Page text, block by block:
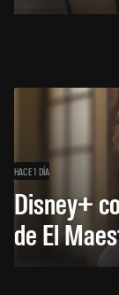
HACE 1 DÍA
Disney+
de El